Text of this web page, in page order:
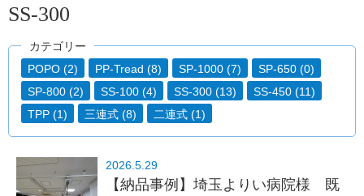
SS-300
カテゴリー
POPO (2)
PP-Tread (8) SP-1000 (7)
SP-650 (0)
SP-800 (2)
SS-100 (4) SS-300 (13)
SS-450 (11)
TPP (1)
三連式 (8) 二連式 (1)
2026.5.29
【納品事例】埼玉よりい病院様 既